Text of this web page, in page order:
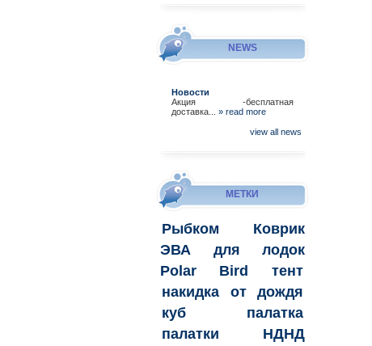
NEWS
Новости
Акция -бесплатная
доставка... » read more
view all news
МЕТКИ
Рыбком
Коврик
ЭВА для лодок
Polar Bird
тент
накидка
от дождя
куб
палатка
палатки
НДНД